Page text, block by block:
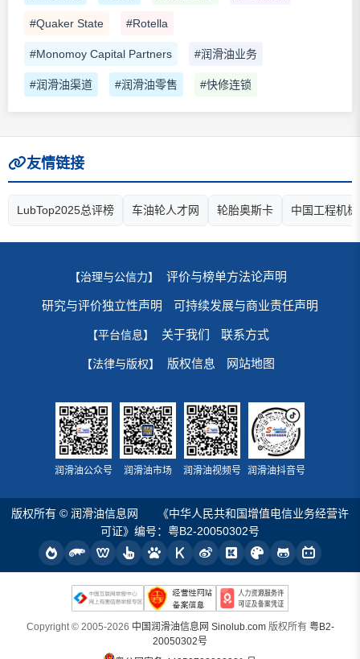
#Quaker State #Rotella
#Monomoy Capital Partners #润滑油业务
#润滑油渠道 #润滑油零售 #快修连锁
友情链接
LubTop2025总评榜 车油轮人才网 轮胎奥斯卡 中国工程机
【治理与公信力】 评价与榜单方法论声明
研究与评价独立性声明 可持续发展与商业责任声明
【平台信息】 关于我们 联系方式
【法律与版权】 版权信息 网站地图
润滑油公众号 润滑油市场 润滑油视频号 润滑油抖音号
版权所有 © 润滑油信息网
《中华人民共和国增值电信业务经营许
可证》编号：粤B2-20050302号
Copyright © 2005-2026 中国润滑油信息网 Sinolub.com版权所有 粤B2-
20050302号